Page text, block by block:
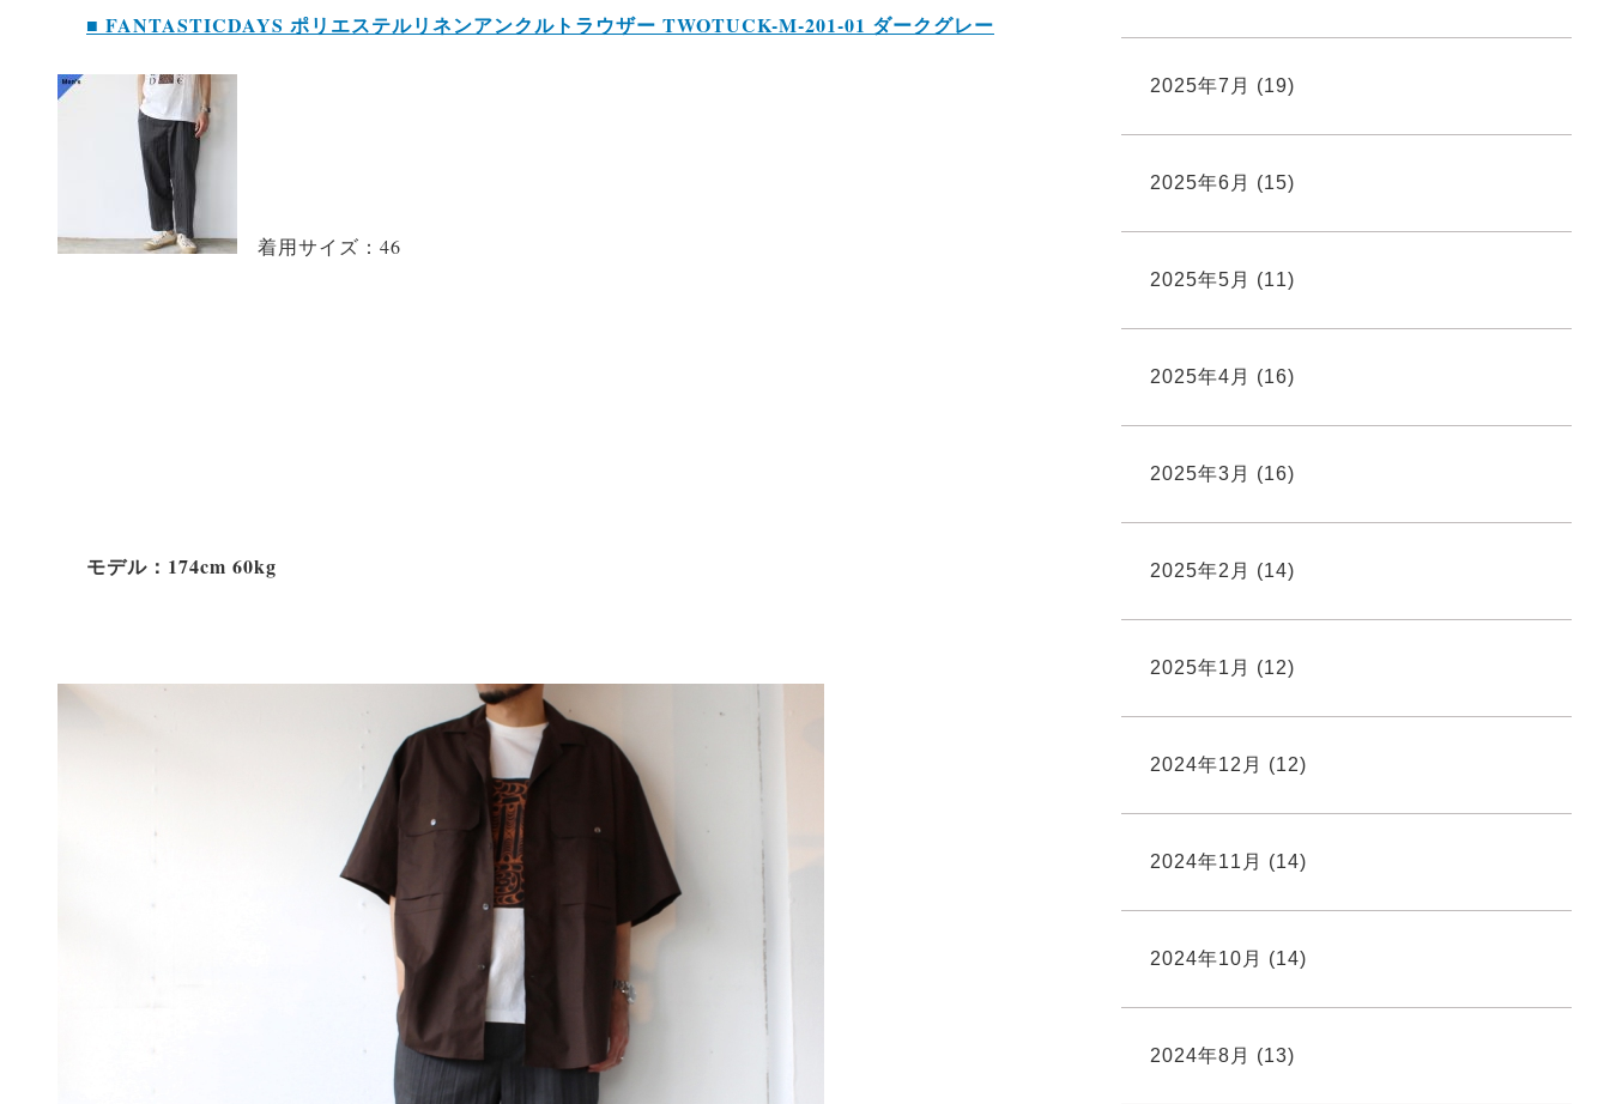
■ FANTASTICDAYS ポリエステルリネンアンクルトラウザー TWOTUCK-M-201-01 ダークグレー
着用サイズ：46
モデル：174cm 60kg
2025年7月 (19)
2025年6月 (15)
2025年5月 (11)
2025年4月 (16)
2025年3月 (16)
2025年2月 (14)
2025年1月 (12)
2024年12月 (12)
2024年11月 (14)
2024年10月 (14)
2024年8月 (13)